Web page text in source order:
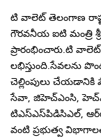
టి వాలెట్ తెలంగాణ
గౌరవనీయ ఐటి మంత్రి
ప్రారంభించారు.టి వాలెట్
లభిస్తుంది.సేవలను
చెల్లింపులు
సేవా, జిహెచ్‌ఎంసి,
టిఎస్‌ఎస్‌పిడిసిఎల్,
వంటి ప్రభుత్వ